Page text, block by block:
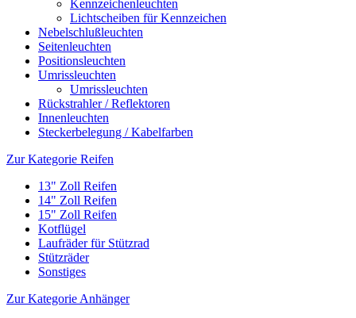
Kennzeichenleuchten
Lichtscheiben für Kennzeichen
Nebelschlußleuchten
Seitenleuchten
Positionsleuchten
Umrissleuchten
Umrissleuchten
Rückstrahler / Reflektoren
Innenleuchten
Steckerbelegung / Kabelfarben
Zur Kategorie Reifen
13" Zoll Reifen
14" Zoll Reifen
15" Zoll Reifen
Kotflügel
Laufräder für Stützrad
Stützräder
Sonstiges
Zur Kategorie Anhänger